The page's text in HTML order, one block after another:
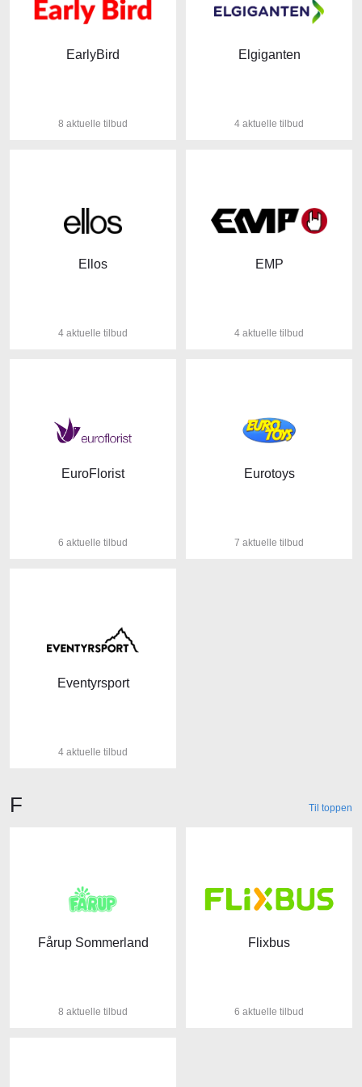
EarlyBird
8 aktuelle tilbud
Elgiganten
4 aktuelle tilbud
Ellos
4 aktuelle tilbud
EMP
4 aktuelle tilbud
EuroFlorist
6 aktuelle tilbud
Eurotoys
7 aktuelle tilbud
Eventyrsport
4 aktuelle tilbud
Butikker der starter med bogstavet
F Til toppen
Fårup Sommerland
8 aktuelle tilbud
Flixbus
6 aktuelle tilbud